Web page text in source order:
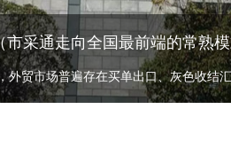
市采通走向全国最前端的常熟